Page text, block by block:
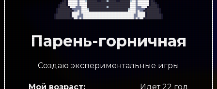
Парень-горничная
Создаю экспериментальные игры
Мой возраст: Идет22 год